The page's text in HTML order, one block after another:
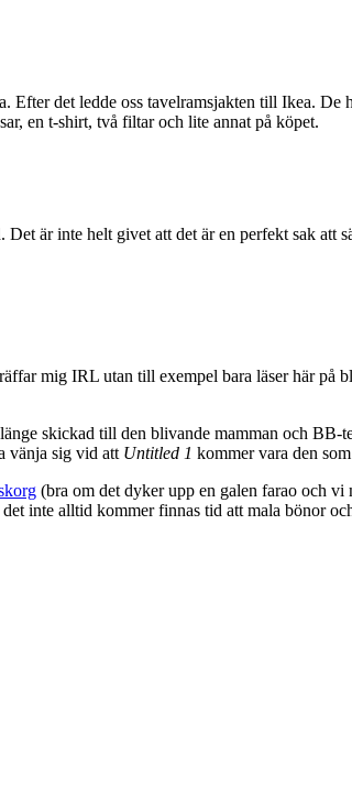
Efter det ledde oss tavelramsjakten till Ikea. De
en t-shirt, två filtar och lite annat på köpet.
Det är inte helt givet att det är en perfekt sak
mig IRL utan till exempel bara läser här på
skickad till den blivande mamman och
vänja sig vid att Untitled 1 kommer vara den
(bra om det dyker upp en galen farao och
inte alltid kommer finnas tid att mala bönor